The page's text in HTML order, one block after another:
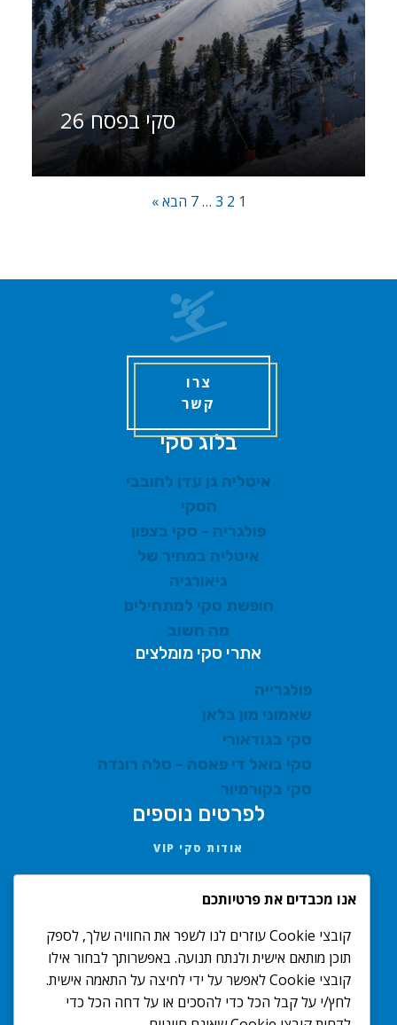
סקי בפסח 26
1
2
3
…
7 הבא »
צרו
קשר
בלוג סקי
איטליה גן עדן לחובבי
הסקי
פולגריה - סקי בצפון
איטליה במחיר של
גיאורגיה
חופשת סקי למתחילים
מה חשוב
אתרי סקי מומלצים
פולגרייה
שאמוני מון בלאן
סקי בגודאורי
סקי בואל די פאסה - סלה רונדה
סקי בקורמיור
לפרטים נוספים
אודות סקי VIP
AMIT@SKIVIP.CO.IL
052-222-0170
תנאים ואחריות
מדיניות פרטיות
הצהרת נגישות
אנו מכבדים את פרטיותכם
קובצי Cookie עוזרים לנו לשפר את החוויה שלך, לספק
תוכן מותאם אישית ולנתח תנועה. באפשרותך לבחור אילו
קובצי Cookie לאפשר על ידי לחיצה על התאמה אישית.
לחץ/י על קבל הכל כדי להסכים או על דחה הכל כדי